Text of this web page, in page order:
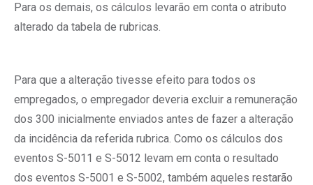
Para os demais, os cálculos levarão em conta o atributo
alterado da tabela de rubricas.
Para que a alteração tivesse efeito para todos os
empregados, o empregador deveria excluir a remuneração
dos 300 inicialmente enviados antes de fazer a alteração
da incidência da referida rubrica. Como os cálculos dos
eventos S-5011 e S-5012 levam em conta o resultado
dos eventos S-5001 e S-5002, também aqueles restarão